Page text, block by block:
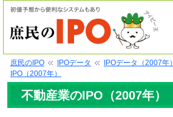
庶民のIPO IPOデータ IPOデータ（2007年）
IPO（2007年）
不動産業のIPO（2007年）